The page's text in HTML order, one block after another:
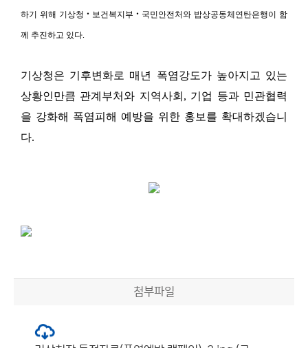
하기 위해 기상청‧보건복지부‧국민안전처와 밥상공동체연탄은행이 함
께 추진하고 있다.
기상청은 기후변화로 매년 폭염강도가 높아지고 있는
상황인만큼 관계부처와 지역사회, 기업 등과 민관협력
을 강화해 폭염피해 예방을 위한 홍보를 확대하겠습니
다.
첨부파일